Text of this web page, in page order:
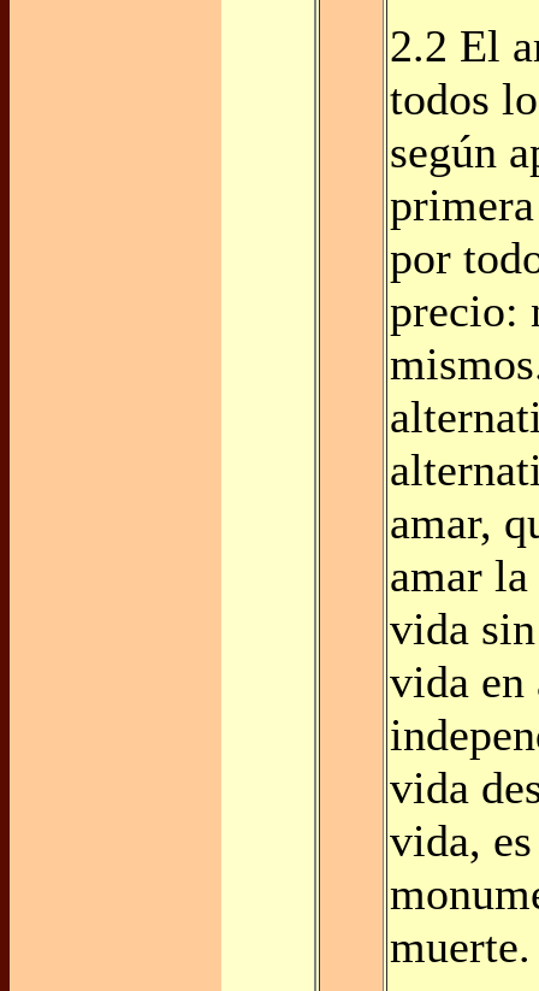
2.2 El
todos
según
por
precio:
amar,
amar
vida
vida en
vida
vida,
muerte.